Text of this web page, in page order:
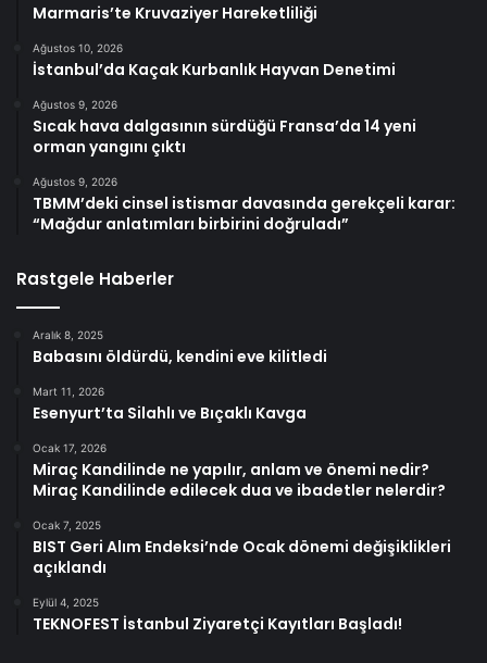
Marmaris’te Kruvaziyer Hareketliliği
Ağustos 10, 2026
İstanbul’da Kaçak Kurbanlık Hayvan Denetimi
Ağustos 9, 2026
Sıcak hava dalgasının sürdüğü Fransa’da 14 yeni
orman yangını çıktı
Ağustos 9, 2026
TBMM’deki cinsel istismar davasında gerekçeli karar:
“Mağdur anlatımları birbirini doğruladı”
Rastgele Haberler
Aralık 8, 2025
Babasını öldürdü, kendini eve kilitledi
Mart 11, 2026
Esenyurt’ta Silahlı ve Bıçaklı Kavga
Ocak 17, 2026
Miraç Kandilinde ne yapılır, anlam ve önemi nedir?
Miraç Kandilinde edilecek dua ve ibadetler nelerdir?
Ocak 7, 2025
BIST Geri Alım Endeksi’nde Ocak dönemi değişiklikleri
açıklandı
Eylül 4, 2025
TEKNOFEST İstanbul Ziyaretçi Kayıtları Başladı!